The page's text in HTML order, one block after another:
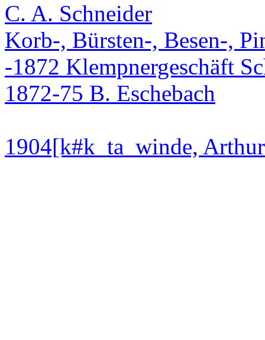
C. A. Schneider
Korb-, Bürsten-, Besen-,
-1872 Klempnergeschäft
1872-75 B. Eschebach
1904[k#k_ta_winde,